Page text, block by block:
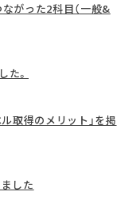
がった2科目（一般&
た。
取得のメリット」を掲
した